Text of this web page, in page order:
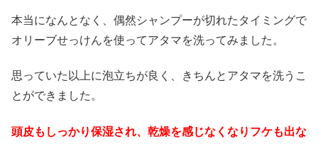
本当になんとなく、偶然シャンプーが切れたタイミングで
オリーブせっけんを使ってアタマを洗ってみました。
思っていた以上に泡立ちが良く、きちんとアタマを洗うこ
とができました。
頭皮もしっかり保湿され、乾燥を感じなくなりフケも出な